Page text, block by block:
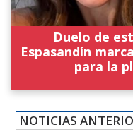
Duelo de
Espasandín
para la
NOTICIAS